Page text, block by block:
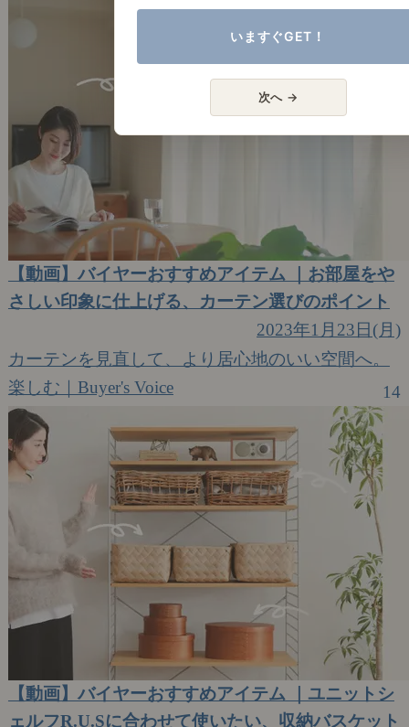
【動画】バイヤーおすすめアイテム ｜お部屋をや
さしい印象に仕上げる、カーテン選びのポイント
2023年1月23日(月)
カーテンを見直して、より居心地のいい空間へ。
楽しむ｜Buyer's Voice
14
【動画】バイヤーおすすめアイテム ｜ユニットシ
ェルフR.U.Sに合わせて使いたい、収納バスケット
いますぐGET！
次へ →